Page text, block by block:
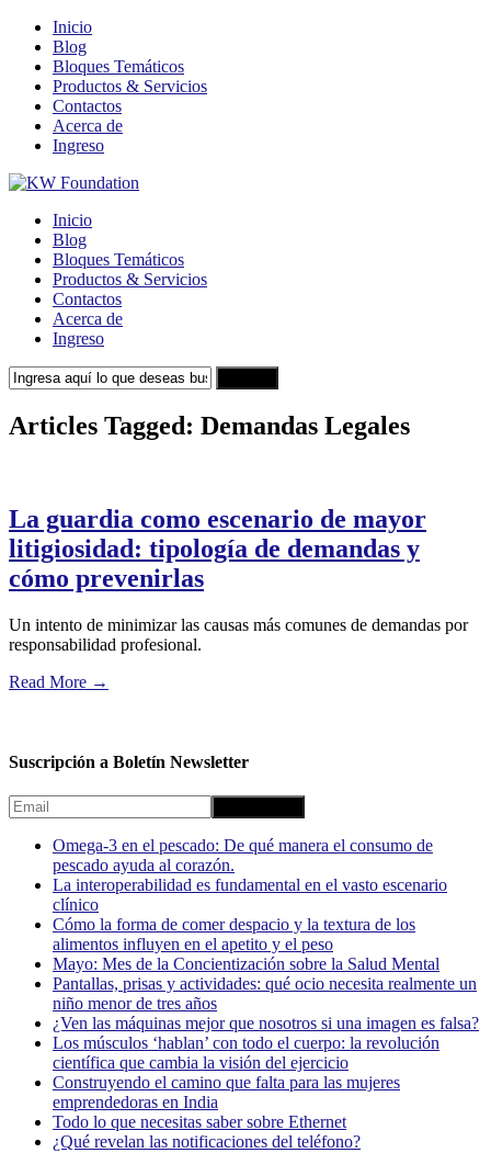
Inicio
Blog
Bloques Temáticos
Productos & Servicios
Contactos
Acerca de
Ingreso
Inicio
Blog
Bloques Temáticos
Productos & Servicios
Contactos
Acerca de
Ingreso
Articles Tagged: Demandas Legales
La guardia como escenario de mayor
litigiosidad: tipología de demandas y
cómo prevenirlas
Un intento de minimizar las causas más comunes de demandas por
responsabilidad profesional.
Read More →
Suscripción a Boletín Newsletter
Omega-3 en el pescado: De qué manera el consumo de
pescado ayuda al corazón.
La interoperabilidad es fundamental en el vasto escenario
clínico
Cómo la forma de comer despacio y la textura de los
alimentos influyen en el apetito y el peso
Mayo: Mes de la Concientización sobre la Salud Mental
Pantallas, prisas y actividades: qué ocio necesita realmente un
niño menor de tres años
¿Ven las máquinas mejor que nosotros si una imagen es falsa?
Los músculos ‘hablan’ con todo el cuerpo: la revolución
científica que cambia la visión del ejercicio
Construyendo el camino que falta para las mujeres
emprendedoras en India
Todo lo que necesitas saber sobre Ethernet
¿Qué revelan las notificaciones del teléfono?